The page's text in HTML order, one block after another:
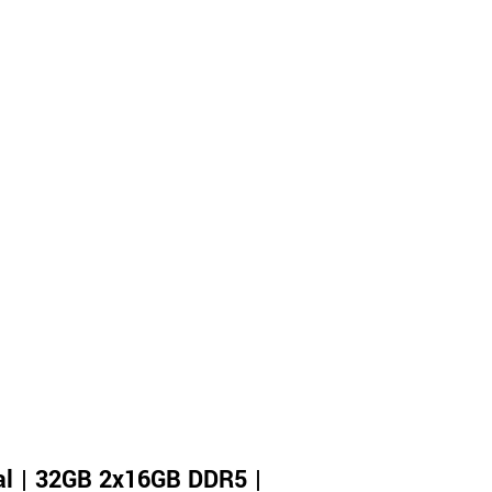
| 32GB 2x16GB DDR5 |